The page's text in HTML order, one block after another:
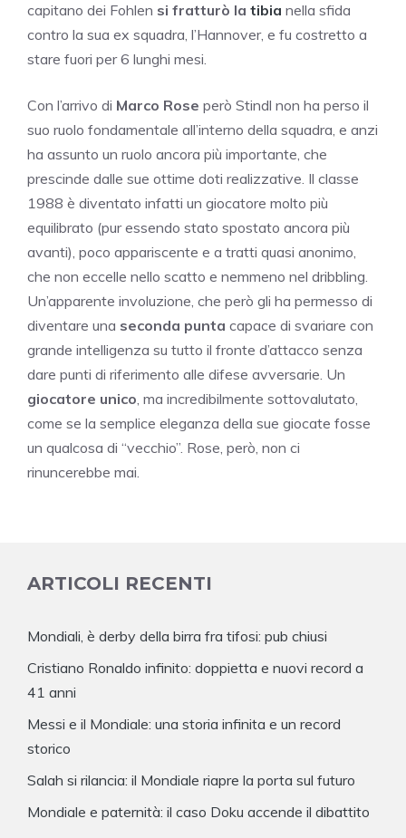
capitano dei Fohlen si fratturò la tibia nella sfida
contro la sua ex squadra, l’Hannover, e fu costretto a
stare fuori per 6 lunghi mesi.
Con l’arrivo di Marco Rose però Stindl non ha perso il
suo ruolo fondamentale all’interno della squadra, e anzi
ha assunto un ruolo ancora più importante, che
prescinde dalle sue ottime doti realizzative. Il classe
1988 è diventato infatti un giocatore molto più
equilibrato (pur essendo stato spostato ancora più
avanti), poco appariscente e a tratti quasi anonimo,
che non eccelle nello scatto e nemmeno nel dribbling.
Un’apparente involuzione, che però gli ha permesso di
diventare una seconda punta capace di svariare con
grande intelligenza su tutto il fronte d’attacco senza
dare punti di riferimento alle difese avversarie. Un
giocatore unico, ma incredibilmente sottovalutato,
come se la semplice eleganza della sue giocate fosse
un qualcosa di “vecchio”. Rose, però, non ci
rinuncerebbe mai.
ARTICOLI RECENTI
Mondiali, è derby della birra fra tifosi: pub chiusi
Cristiano Ronaldo infinito: doppietta e nuovi record a
41 anni
Messi e il Mondiale: una storia infinita e un record
storico
Salah si rilancia: il Mondiale riapre la porta sul futuro
Mondiale e paternità: il caso Doku accende il dibattito